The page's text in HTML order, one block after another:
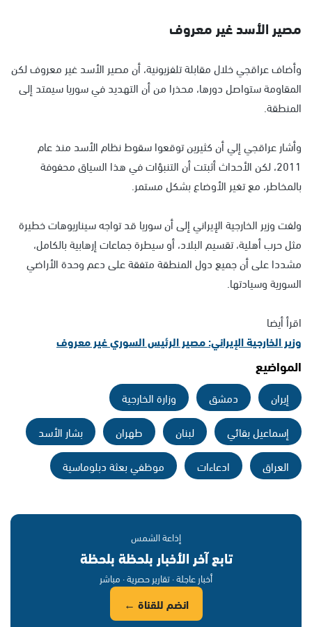
مصير الأسد غير معروف
وأضاف عراقجي خلال مقابلة تلفزيونية، أن مصير الأسد غير معروف لكن
المقاومة ستواصل دورها، محذرا من أن التهديد في سوريا سيمتد إلى
المنطقة.
وأشار عراقجي إلي أن كثيرين توقعوا سقوط نظام الأسد منذ عام
2011، لكن الأحداث أثبتت أن التنبؤات في هذا السياق محفوفة
بالمخاطر، مع تغير الأوضاع بشكل مستمر.
ولفت وزير الخارجية الإيراني إلى أن سوريا قد تواجه سيناريوهات خطيرة
مثل حرب أهلية، تقسيم البلاد، أو سيطرة جماعات إرهابية بالكامل،
مشددا على أن جميع دول المنطقة متفقة على دعم وحدة الأراضي
السورية وسيادتها.
اقرأ أيضا
وزير الخارجية الإيراني: مصير الرئيس السوري غير معروف
المواضيع
إيران دمشق
وزارة الخارجية
إسماعيل بقائي
لبنان طهران
بشار الأسد
العراق
ادعاءات موظفي بعثة دبلوماسية
إذاعة الشمس
تابع آخر الأخبار بلحظة بلحظة
أخبار عاجلة · تقارير حصرية · مباشر
انضم للقناة ←